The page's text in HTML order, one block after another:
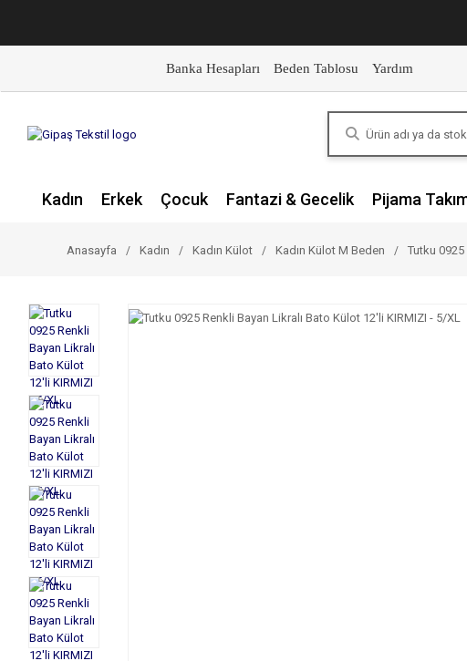
Banka Hesapları Beden Tablosu Yardım
Kadın Erkek Çocuk Fantazi & Gecelik Pijama
Anasayfa Kadın Kadın Külot Kadın Külot M Beden Tutku